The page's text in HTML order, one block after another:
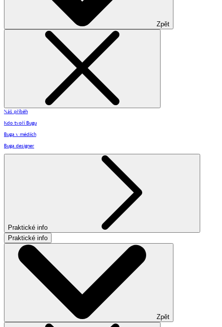
Zpět
Náš příběh
Kdo tvoří Bugu
Buga v médiích
Buga designer
Praktické info
Praktické info
Zpět